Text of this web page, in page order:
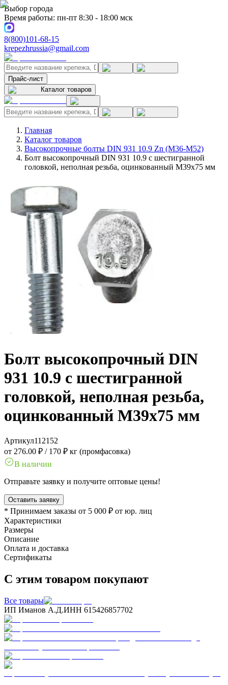
Выбор города
Время работы: пн-пт 8:30 - 18:00 мск
8(800)101-68-15
krepezhrussia@gmail.com
Прайс-лист
Каталог товаров
Главная
Каталог товаров
Высокопрочные болты DIN 931 10.9 Zn (M36-M52)
Болт высокопрочный DIN 931 10.9 с шестигранной
головкой, неполная резьба, оцинкованный M39x75 мм
Болт высокопрочный DIN
931 10.9 с шестигранной
головкой, неполная резьба,
оцинкованный M39x75 мм
Артикул112152
от 276.00 ₽ / 170 ₽ кг (промфасовка)
В наличии
Отправьте заявку и получите оптовые цены!
Оставить заявку
* Принимаем заказы от 5 000 ₽ от юр. лиц
Характеристики
Размеры
Описание
Оплата и доставка
Сертификаты
С этим товаром покупают
Все товары
ИП Иманов А.Д.ИНН 615426857702